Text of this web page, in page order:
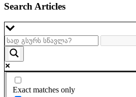
Search Articles
Exact matches only